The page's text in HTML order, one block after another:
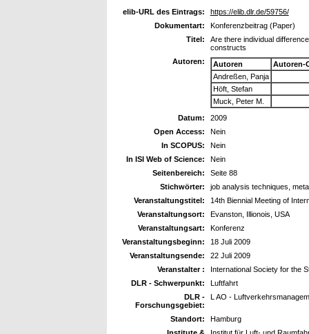
elib-URL des Eintrags:
https://elib.dlr.de/59756/
Dokumentart:
Konferenzbeitrag (Paper)
Titel:
Are there individual
constructs
Autoren:
Autoren
Autoren-
Andreßen, Panja
Höft, Stefan
Muck, Peter M.
Datum:
2009
Open Access:
Nein
In SCOPUS:
Nein
In ISI Web of Science:
Nein
Seitenbereich:
Seite 88
Stichwörter:
job analysis techniques,
Veranstaltungstitel:
14th Biennial Meeting of
Veranstaltungsort:
Evanston, Illionois, USA
Veranstaltungsart:
Konferenz
Veranstaltungsbeginn:
18 Juli 2009
Veranstaltungsende:
22 Juli 2009
Veranstalter :
International Society for the
DLR - Schwerpunkt:
Luftfahrt
DLR -
Forschungsgebiet:
L AO -
Standort:
Hamburg